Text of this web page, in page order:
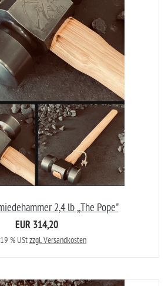
2,4 lb ,,The Pope"
EUR 314,20
% UStzzgl. Versandkosten